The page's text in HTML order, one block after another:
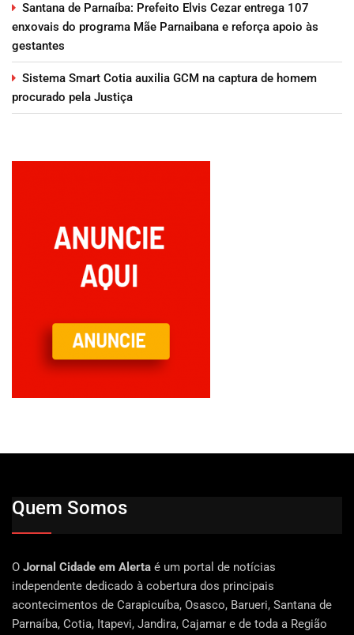
Santana de Parnaíba: Prefeito Elvis Cezar entrega 107
enxovais do programa Mãe Parnaibana e reforça apoio às
gestantes
Sistema Smart Cotia auxilia GCM na captura de homem
procurado pela Justiça
Quem Somos
O Jornal Cidade em Alerta é um portal de notícias
independente dedicado à cobertura dos principais
acontecimentos de Carapicuíba, Osasco, Barueri, Santana de
Parnaíba, Cotia, Itapevi, Jandira, Cajamar e de toda a Região